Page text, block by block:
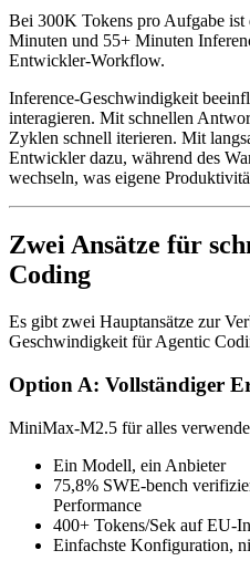
Bei 300K Tokens pro Aufgabe ist
Minuten und 55+ Minuten
Entwickler-Workflow.
Inference-Geschwindigkeit
interagieren. Mit schnellen
Zyklen schnell iterieren. Mit
Entwickler dazu, während des
wechseln, was eigene
Zwei Ansätze für
Coding
Es gibt zwei Hauptansätze zur
Geschwindigkeit für Agentic
Option A: Vollständiger
MiniMax-M2.5 für alles
Ein Modell, ein Anbieter
75,8% SWE-bench
Performance
400+ Tokens/Sek auf EU-
Einfachste Konfiguration,